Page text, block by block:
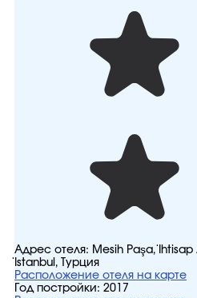
Адрес отеля: Mesih Paşa, İhtisap
İstanbul, Турция
Расположение отеля на карте
Год постройки: 2017